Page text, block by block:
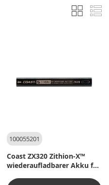
Anzeigen
als
Liste
100055201
Coast ZX320 Zithion-X™
wiederaufladbarer Akku für